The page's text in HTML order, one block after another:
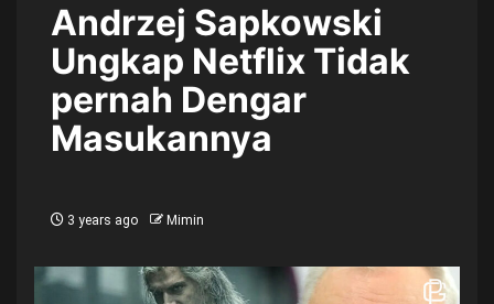
Andrzej Sapkowski
Ungkap Netflix Tidak
pernah Dengar
Masukannya
3 years ago Mimin